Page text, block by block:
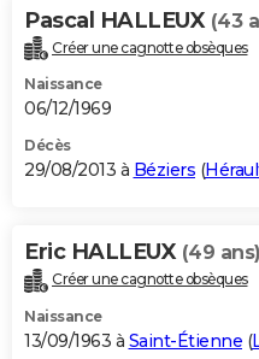
Pascal HALLEUX (43
Créer une cagnotte obsèques
Naissance
06/12/1969
Décès
29/08/2013 à Béziers (
Eric HALLEUX (49 ans)
Créer une cagnotte obsèques
Naissance
13/09/1963 à Saint-Étienne (